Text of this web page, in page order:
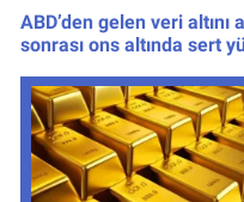
ABD’den gelen veri altını
sonrası ons altında sert